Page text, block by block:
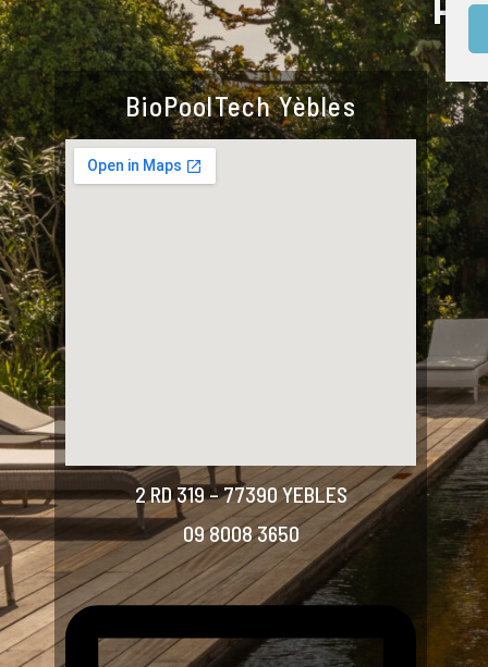
BioPoolTech Yèbles
2 RD 319 – 77390 YEBLES
09 8008 3650